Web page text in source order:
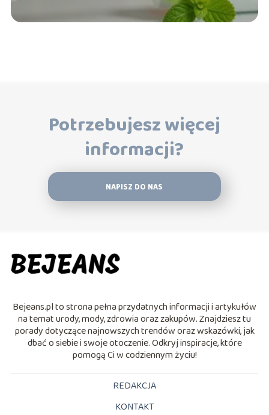
Potrzebujesz więcej
informacji?
NAPISZ DO NAS
Bejeans.pl to strona pełna przydatnych informacji i artykułów
na temat urody, mody, zdrowia oraz zakupów. Znajdziesz tu
porady dotyczące najnowszych trendów oraz wskazówki, jak
dbać o siebie i swoje otoczenie. Odkryj inspiracje, które
pomogą Ci w codziennym życiu!
REDAKCJA
KONTAKT